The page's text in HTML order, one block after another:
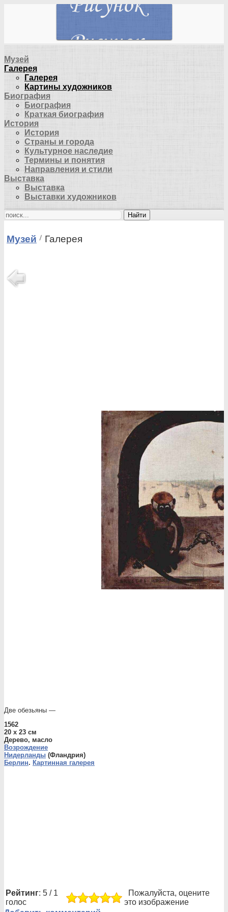
Музей
Галерея
Галерея
Картины художников
Биография
Биография
Краткая биография
История
История
Страны и города
Культурное наследие
Термины и понятия
Направления и стили
Выставка
Выставка
Выставки художников
Найти
Музей Галерея
Две обезьяны —
1562
20 x 23 см
Дерево, масло
Возрождение
Нидерланды (Фландрия)
Берлин. Картинная галерея
Рейтинг: 5 / 1
голос
Пожалуйста, оцените
это изображение